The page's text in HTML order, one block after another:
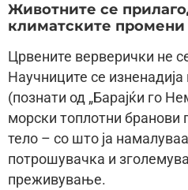
Животните се
климатските
Црвените верверички не
Научниците се
(познати од „Барајќи го
морски топлотни бранови
тело – со што ја
потрошувачка и
преживување.